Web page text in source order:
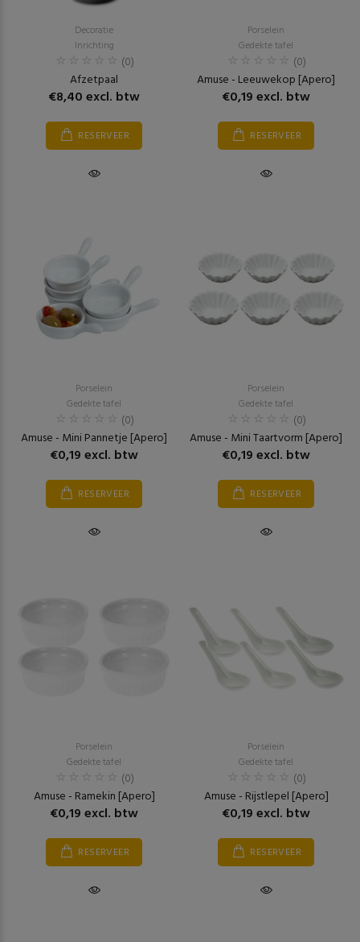
Decoratie
Inrichting
(0)
Afzetpaal
€8,40 excl. btw
RESERVEER
Porselein
Gedekte tafel
(0)
Amuse - Leeuwekop [Apero]
€0,19 excl. btw
RESERVEER
Porselein
Gedekte tafel
(0)
Amuse - Mini Pannetje [Apero]
€0,19 excl. btw
RESERVEER
Porselein
Gedekte tafel
(0)
Amuse - Mini Taartvorm [Apero]
€0,19 excl. btw
RESERVEER
Porselein
Gedekte tafel
(0)
Amuse - Ramekin [Apero]
€0,19 excl. btw
RESERVEER
Porselein
Gedekte tafel
(0)
Amuse - Rijstlepel [Apero]
€0,19 excl. btw
RESERVEER